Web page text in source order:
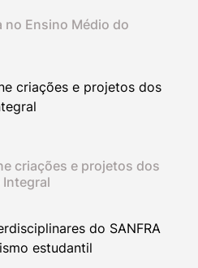
Ensino Médio do
criações e projetos dos